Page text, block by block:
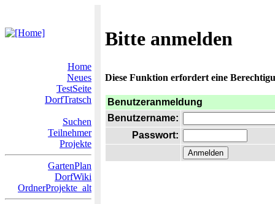
Bitte anmelden
Home
Neues
TestSeite
DorfTratsch
Suchen
Teilnehmer
Projekte
GartenPlan
DorfWiki
OrdnerProjekte_alt
Diese Funktion erfordert eine
Benutzeranmeldung
Benutzername:
Passwort: